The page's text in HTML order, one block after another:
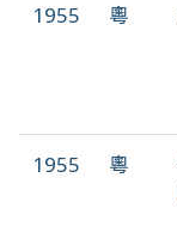
1955 粵
1955 粵